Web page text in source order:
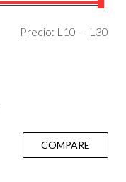
Precio: L10 — L30
COMPARE